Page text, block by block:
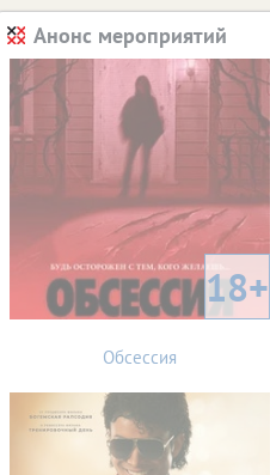
Анонс мероприятий
18+
Обсессия